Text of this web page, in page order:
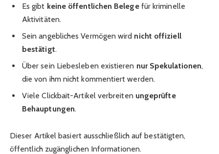
Es gibt keine öffentlichen Belegefür kriminelle
Aktivitäten.
Sein angebliches Vermögen wird nicht offiziell
bestätigt.
Über sein Liebesleben existieren nur Spekulationen,
die von ihm nicht kommentiert werden.
Viele Clickbait-Artikel verbreiten ungeprüfte
Behauptungen.
Dieser Artikel basiert ausschließlich auf bestätigten,
öffentlich zugänglichen Informationen.